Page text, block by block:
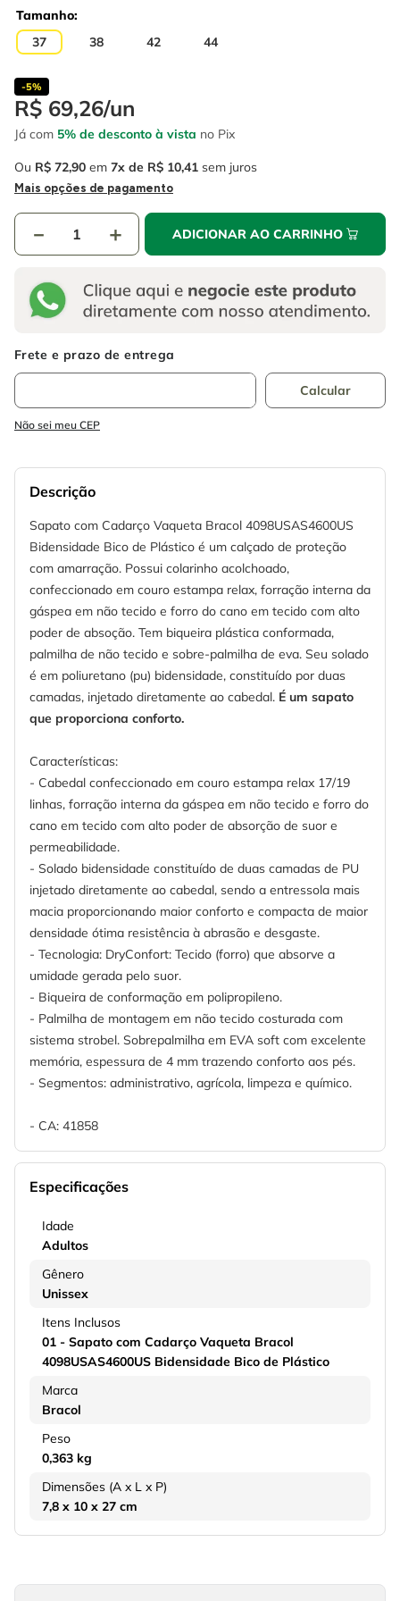
Tamanho
37
38 42 44
-5%
R$ 69,26/un
Já com 5% de desconto à vista no Pix
Ou R$ 72,90 em 7 R$ 10,41 sem juros
Mais opções de pagamento
＋
－ ADICIONAR AO CARRINHO
Não sei meu CEP
Descrição
Sapato com Cadarço Vaqueta Bracol 4098USAS4600US
Bidensidade Bico de Plástico é um calçado de proteção
com amarração. Possui colarinho acolchoado,
confeccionado em couro estampa relax, forração interna da
gáspea em não tecido e forro do cano em tecido com alto
poder de absoção. Tem biqueira plástica conformada,
palmilha de não tecido e sobre-palmilha de eva. Seu solado
é em poliuretano (pu) bidensidade, constituído por duas
camadas, injetado diretamente ao cabedal. É um sapato
que proporciona conforto.
Características:
- Cabedal confeccionado em couro estampa relax 17/19
linhas, forração interna da gáspea em não tecido e forro do
cano em tecido com alto poder de absorção de suor e
permeabilidade.
- Solado bidensidade constituído de duas camadas de PU
injetado diretamente ao cabedal, sendo a entressola mais
macia proporcionando maior conforto e compacta de maior
densidade ótima resistência à abrasão e desgaste.
- Tecnologia: DryConfort: Tecido (forro) que absorve a
umidade gerada pelo suor.
- Biqueira de conformação em polipropileno.
- Palmilha de montagem em não tecido costurada com
sistema strobel. Sobrepalmilha em EVA soft com excelente
memória, espessura de 4 mm trazendo conforto aos pés.
- Segmentos: administrativo, agrícola, limpeza e químico.
- CA: 41858
Especificações
Idade
Adultos
Gênero
Unissex
Itens Inclusos
01 - Sapato com Cadarço Vaqueta Bracol
4098USAS4600US Bidensidade Bico de Plástico
Marca
Bracol
Peso
0,363 kg
Dimensões (A x L x P)
7,8 x 10 x 27 cm
6 º serra copo
7º luva
8º
9 º lavadora alta pressão
º serra circular
luva
º
10º alicate